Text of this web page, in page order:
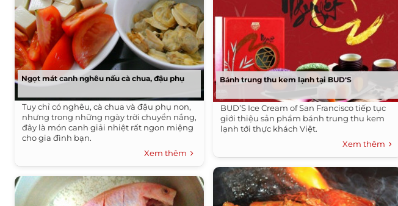
Ngọt mát canh nghêu nấu cà chua, đậu phụ
Tuy chỉ có nghêu, cà chua và đậu phụ non,
nhưng trong những ngày trời chuyển nắng,
đây là món canh giải nhiệt rất ngon miệng
cho gia đình bạn.
Xem thêm
Bánh trung thu kem lạnh tại BUD‘S
BUD’S Ice Cream of San Francisco tiếp tục
giới thiệu sản phẩm bánh trung thu kem
lạnh tới thực khách Việt.
Xem thêm